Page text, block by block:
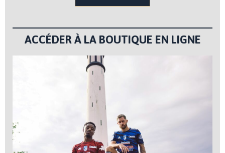
ACCÉDER À LA BOUTIQUE EN LIGNE